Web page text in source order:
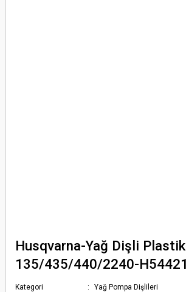
Husqvarna-Yağ Dişli Plastik
135/435/440/2240-
Kategori
Yağ Pompa Dişlileri